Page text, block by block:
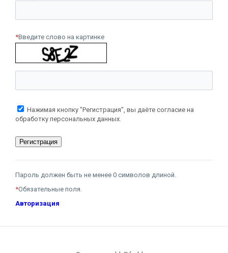
*Введите слово на картинке
Нажимая кнопку "Регистрация", вы даёте согласие на
обработку персональных данных.
Пароль должен быть не менее 0 символов длиной.
*Обязательные поля.
Авторизация